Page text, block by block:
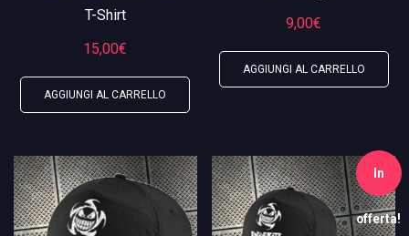
T-Shirt
15,00€
AGGIUNGI AL CARRELLO
9,00€
AGGIUNGI AL CARRELLO
In
offerta!